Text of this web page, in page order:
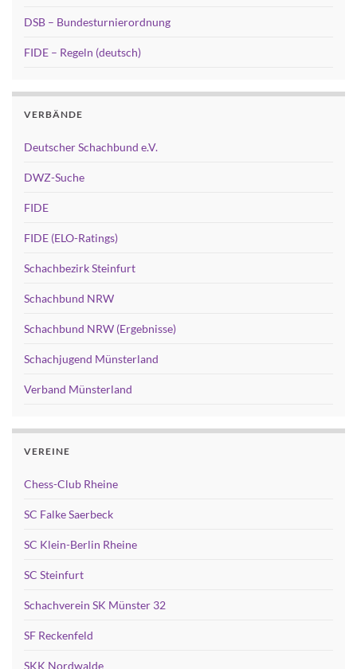
DSB – Bundesturnierordnung
FIDE – Regeln (deutsch)
VERBÄNDE
Deutscher Schachbund e.V.
DWZ-Suche
FIDE
FIDE (ELO-Ratings)
Schachbezirk Steinfurt
Schachbund NRW
Schachbund NRW (Ergebnisse)
Schachjugend Münsterland
Verband Münsterland
VEREINE
Chess-Club Rheine
SC Falke Saerbeck
SC Klein-Berlin Rheine
SC Steinfurt
Schachverein SK Münster 32
SF Reckenfeld
SKK Nordwalde